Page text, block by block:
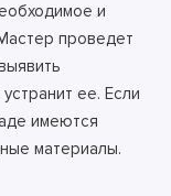
и
проведет
ее. Если
имеются
материалы.